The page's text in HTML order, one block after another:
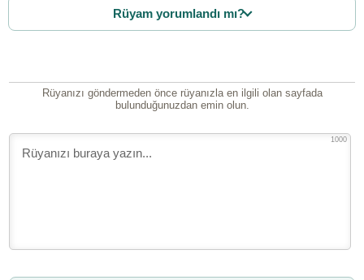
Rüyam yorumlandı mı?
Rüyanızı göndermeden önce rüyanızla en ilgili olan sayfada
bulunduğunuzdan emin olun.
1000